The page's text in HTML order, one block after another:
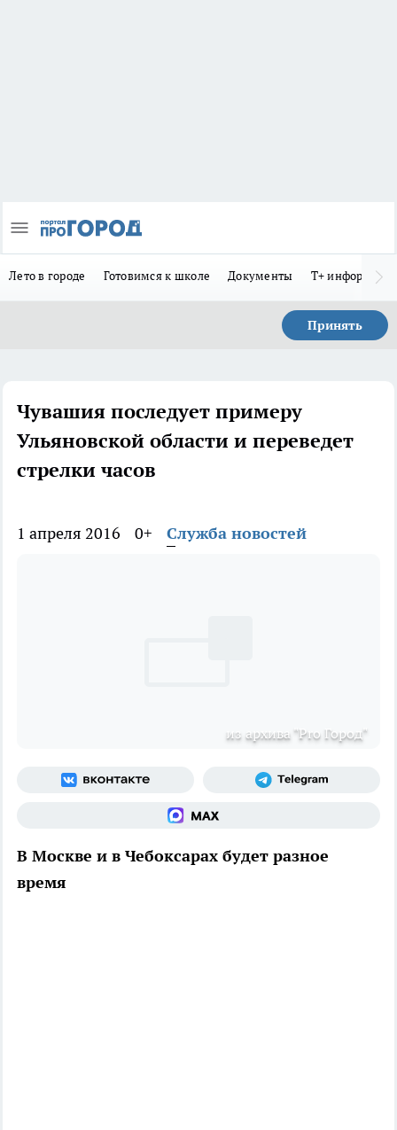
Лето в городе Готовимся к школе Документы Т+
Принять
Чувашия последует примеру
Ульяновской области и переведет
стрелки часов
1 апреля 2016 0+ Служба новостей
из архива "Pro Город"
В Москве и в Чебоксарах будет разное
время